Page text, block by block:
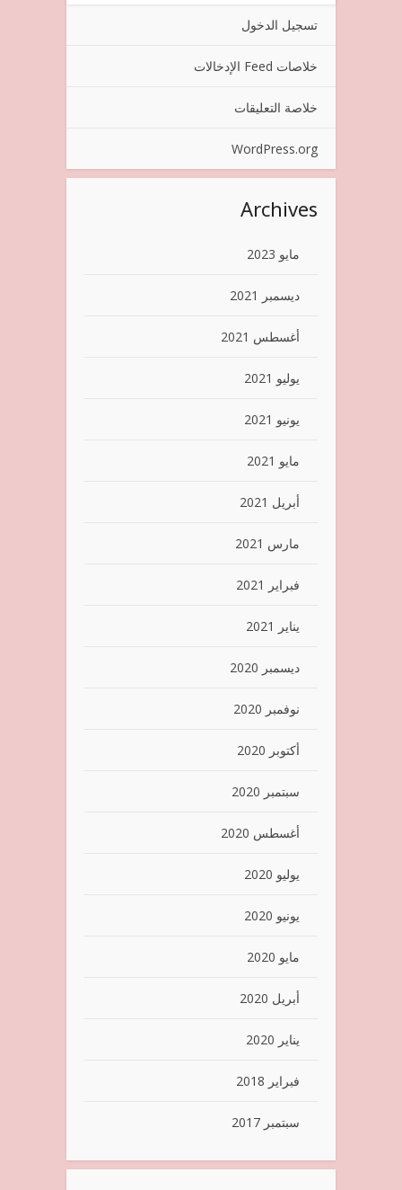
تسجيل الدخول
خلاصات Feed الإدخالات
خلاصة التعليقات
WordPress.org
Archives
مايو 2023
ديسمبر 2021
أغسطس 2021
يوليو 2021
يونيو 2021
مايو 2021
أبريل 2021
مارس 2021
فبراير 2021
يناير 2021
ديسمبر 2020
نوفمبر 2020
أكتوبر 2020
سبتمبر 2020
أغسطس 2020
يوليو 2020
يونيو 2020
مايو 2020
أبريل 2020
يناير 2020
فبراير 2018
سبتمبر 2017